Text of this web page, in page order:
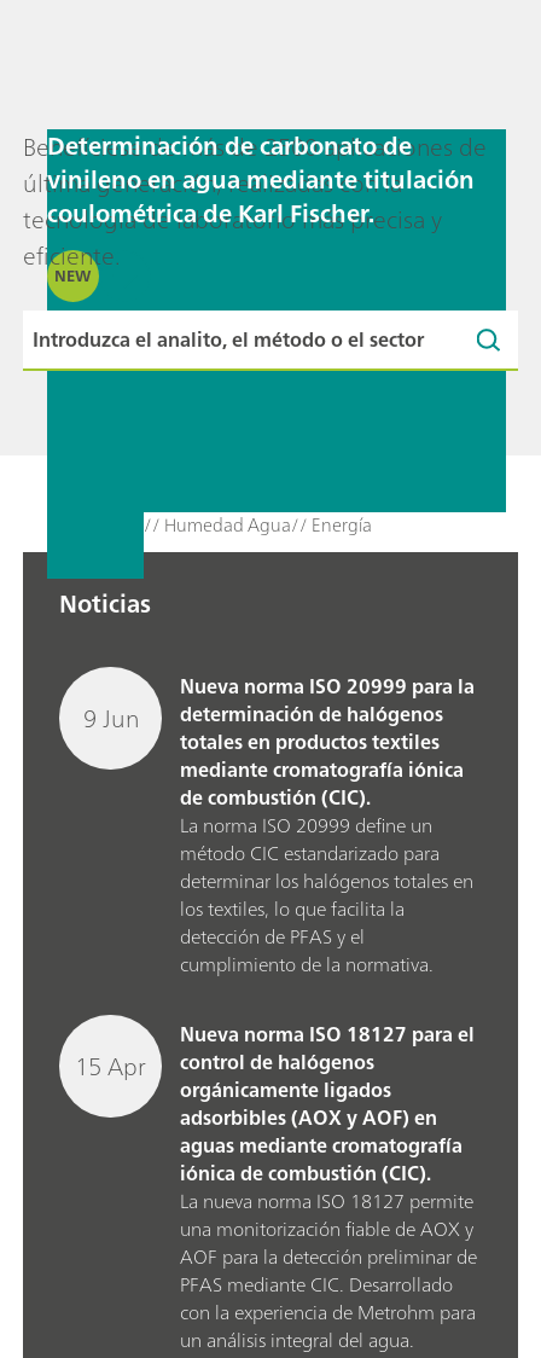
Benefíciese de más de 2500 aplicaciones de
última generación, realizadas con la
tecnología de laboratorio más precisa y
eficiente.
Determinación de carbonato de
vinileno en agua mediante titulación
coulométrica de Karl Fischer.
NEW
// Humedad Agua// Energía
Noticias
9 Jun
Nueva norma ISO 20999 para la
determinación de halógenos
totales en productos textiles
mediante cromatografía iónica
de combustión (CIC).
La norma ISO 20999 define un
método CIC estandarizado para
determinar los halógenos totales en
los textiles, lo que facilita la
detección de PFAS y el
cumplimiento de la normativa.
15 Apr
Nueva norma ISO 18127 para el
control de halógenos
orgánicamente ligados
adsorbibles (AOX y AOF) en
aguas mediante cromatografía
iónica de combustión (CIC).
La nueva norma ISO 18127 permite
una monitorización fiable de AOX y
AOF para la detección preliminar de
PFAS mediante CIC. Desarrollado
con la experiencia de Metrohm para
un análisis integral del agua.